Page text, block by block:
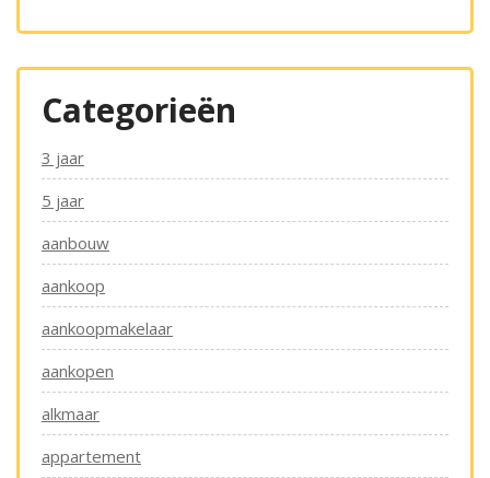
Categorieën
3 jaar
5 jaar
aanbouw
aankoop
aankoopmakelaar
aankopen
alkmaar
appartement